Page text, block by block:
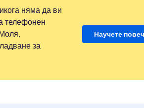
няма да ви
телефонен
за
Научете